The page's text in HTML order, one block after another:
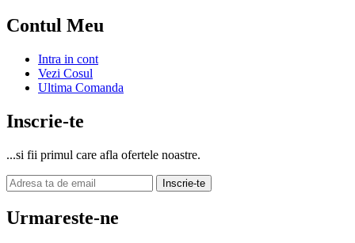
Contul Meu
Intra in cont
Vezi Cosul
Ultima Comanda
Inscrie-te
...si fii primul care afla ofertele noastre.
Inscrie-te
Urmareste-ne